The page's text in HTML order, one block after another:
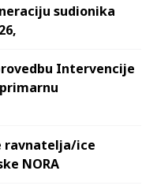
sudionika
Intervencije
ravnatelja/ice
NORA